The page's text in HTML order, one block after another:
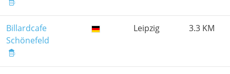
Billardcafe
Schönefeld
Leipzig 3.3 KM